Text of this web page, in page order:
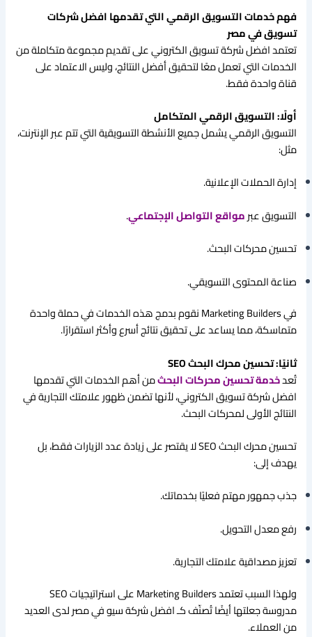
فهم خدمات التسويق الرقمي التي تقدمها افضل شركات
تسويق في مصر
تعتمد افضل شركة تسويق الكتروني على تقديم مجموعة متكاملة من
الخدمات التي تعمل معًا لتحقيق أفضل النتائج، وليس الاعتماد على
قناة واحدة فقط.
أولًا: التسويق الرقمي المتكامل
التسويق الرقمي يشمل جميع الأنشطة التسويقية التي تتم عبر الإنترنت،
مثل:
إدارة الحملات الإعلانية.
التسويق عبرمواقع التواصل الإجتماعي.
تحسين محركات البحث.
صناعة المحتوى التسويقي.
في Marketing Builders نقوم بدمج هذه الخدمات في حملة واحدة
متماسكة، مما يساعد على تحقيق نتائج أسرع وأكثر استقرارًا.
ثانيًا: تحسين محرك البحث SEO
تُعدخدمة تحسين محركات البحثمن أهم الخدمات التي تقدمها
افضل شركة تسويق الكتروني، لأنها تضمن ظهور علامتك التجارية في
النتائج الأولى لمحركات البحث.
تحسين محرك البحث SEO لا يقتصر على زيادة عدد الزيارات فقط، بل
يهدف إلى:
جذب جمهور مهتم فعليًا بخدماتك.
رفع معدل التحويل.
تعزيز مصداقية علامتك التجارية.
ولهذا السبب تعتمد Marketing Builders على استراتيجيات SEO
مدروسة جعلتها أيضًا تُصنّف كـ افضل شركة سيو في مصر لدى العديد
من العملاء.